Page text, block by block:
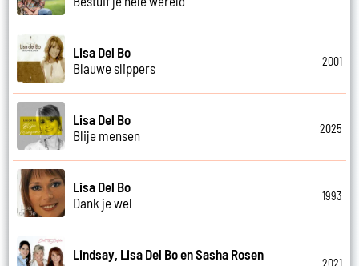
Lisa Del Bo
Blauwe slippers
2001
Lisa Del Bo
Blije mensen
2025
Lisa Del Bo
Dank je wel
1993
Lindsay, Lisa Del Bo en Sasha Rosen
2021